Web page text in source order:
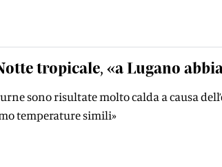
tropicale, «a Lugano
sono risultate molto calda a causa
temperature simili»